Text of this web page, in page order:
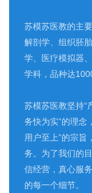
苏模苏医教的主
解剖学、组织胚
学、医疗模拟器
学科，品种达
苏模苏医教坚持“
务快为实”的理念
用户至上”的宗旨
务。为了我们的
信经营，真心服
的每一个细节。